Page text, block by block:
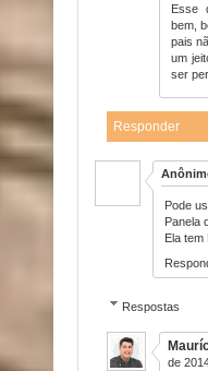
Esse
bem,
pais
um
ser
Responder
Pode
Panela
Ela tem
Respostas
de